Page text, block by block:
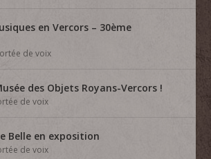
en Vercors – 30ème
de voix
des Objets Royans-Vercors !
de voix
Belle en exposition
de voix